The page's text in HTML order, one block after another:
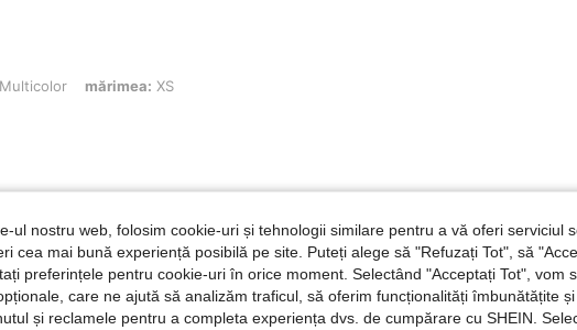
mărimea: XS
Multicolor mărimea: XS
Util (5)
ul nostru web, folosim cookie-uri și tehnologii similare pentru a vă oferi serviciul
cea mai bună experiență posibilă pe site. Puteți alege să "Refuzați Tot", să
preferințele pentru cookie-uri în orice moment. Selectând "Acceptați Tot", vom
care ne ajută să analizăm traficul, să oferim funcționalități îmbunătățite
și reclamele pentru a completa experiența dvs. de cumpărare cu SHEIN.